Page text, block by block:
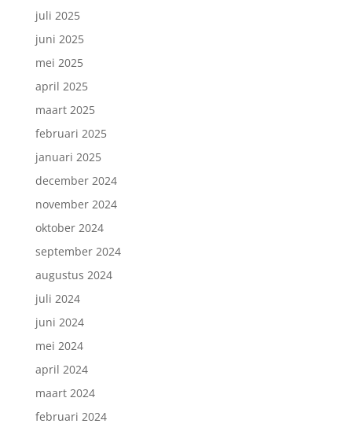
juli 2025
juni 2025
mei 2025
april 2025
maart 2025
februari 2025
januari 2025
december 2024
november 2024
oktober 2024
september 2024
augustus 2024
juli 2024
juni 2024
mei 2024
april 2024
maart 2024
februari 2024